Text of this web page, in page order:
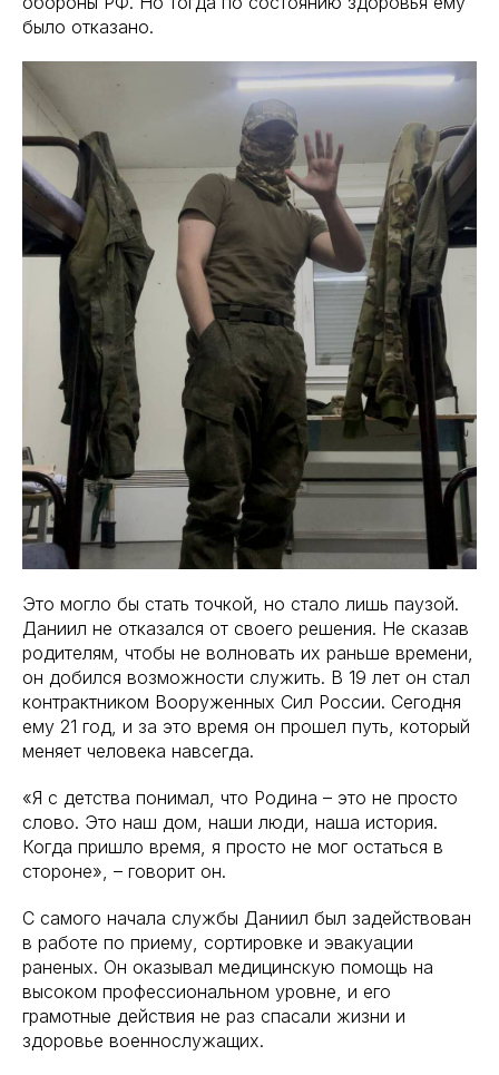
было отказано.
Это могло бы стать точкой, но стало лишь паузой.
Даниил не отказался от своего решения. Не сказав
родителям, чтобы не волновать их раньше времени,
он добился возможности служить. В 19 лет он стал
контрактником Вооруженных Сил России. Сегодня
ему 21 год, и за это время он прошел путь, который
меняет человека навсегда.
«Я с детства понимал, что Родина – это не просто
слово. Это наш дом, наши люди, наша история.
Когда пришло время, я просто не мог остаться в
стороне», – говорит он.
С самого начала службы Даниил был задействован
в работе по приему, сортировке и эвакуации
раненых. Он оказывал медицинскую помощь на
высоком профессиональном уровне, и его
грамотные действия не раз спасали жизни и
здоровье военнослужащих.